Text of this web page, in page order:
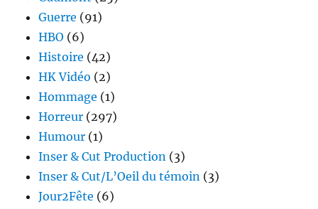
Guerre (91)
HBO (6)
Histoire (42)
HK Vidéo (2)
Hommage (1)
Horreur (297)
Humour (1)
Inser & Cut Production (3)
Inser & Cut/L’Oeil du témoin (3)
Jour2Fête (6)